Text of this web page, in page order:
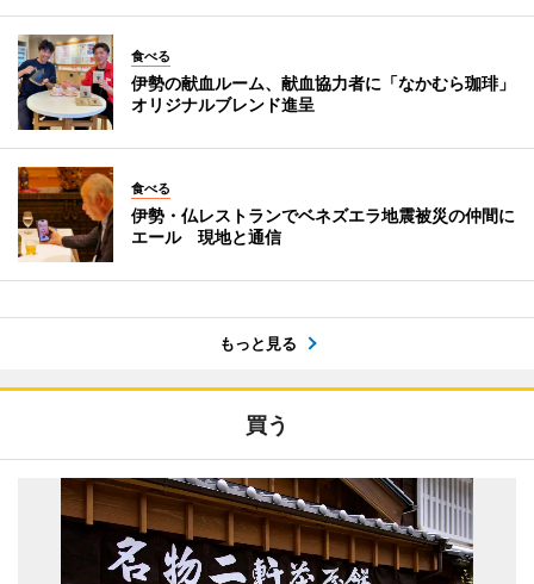
食べる
伊勢の献血ルーム、献血協力者に「なかむら珈琲」
オリジナルブレンド進呈
食べる
伊勢・仏レストランでベネズエラ地震被災の仲間に
エール 現地と通信
もっと見る
買う